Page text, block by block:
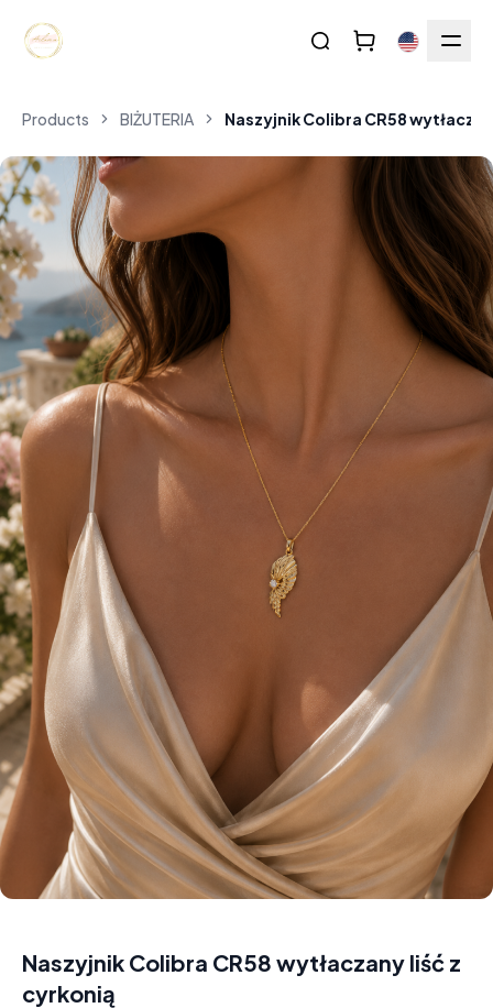
Products BIŻUTERIA Naszyjnik Colibra CR58
Naszyjnik Colibra CR58 wytłaczany liść z
cyrkonią